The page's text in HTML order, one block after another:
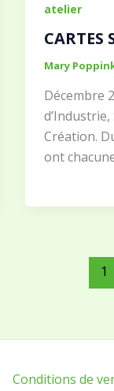
atelier
CARTES
Mary
Décembre
d’Industrie,
Création.
ont
1
Conditions de